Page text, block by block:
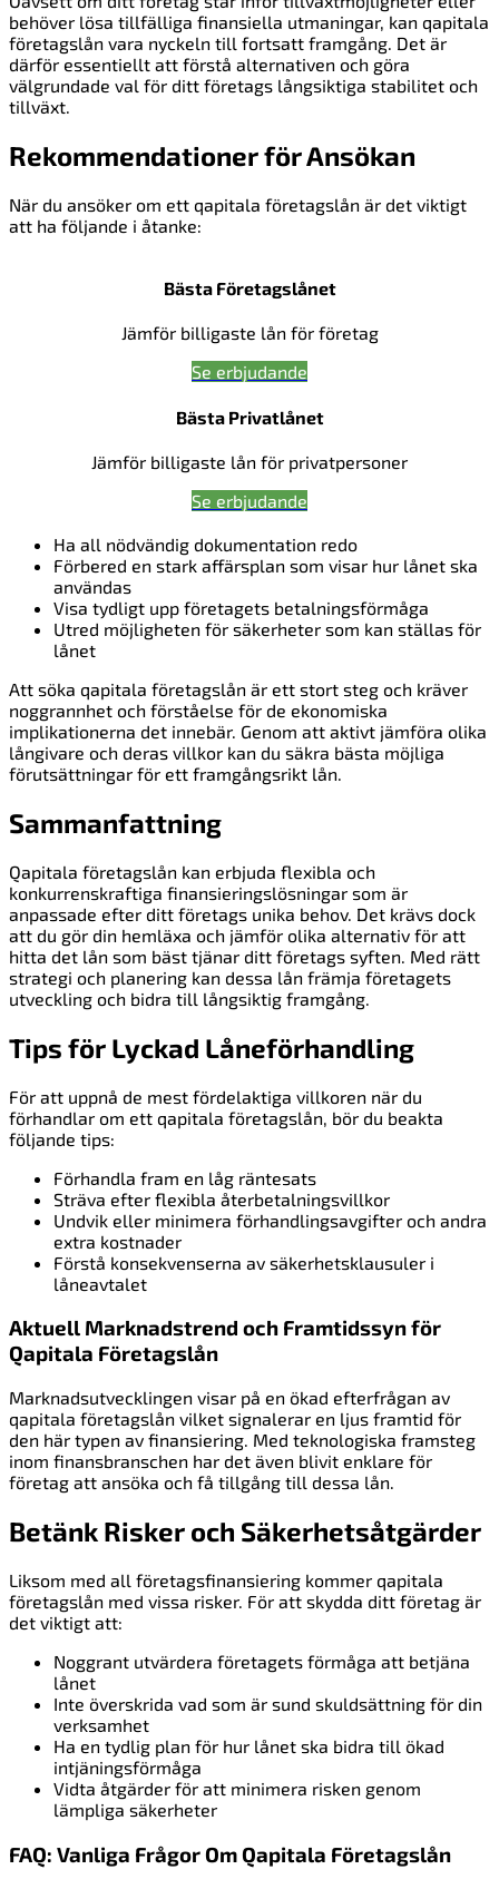
behöver lösa tillfälliga finansiella utmaningar, kan qapitala
företagslån vara nyckeln till fortsatt framgång. Det är
därför essentiellt att förstå alternativen och göra
välgrundade val för ditt företags långsiktiga stabilitet och
tillväxt.
Rekommendationer för Ansökan
När du ansöker om ett qapitala företagslån är det viktigt
att ha följande i åtanke:
Bästa Företagslånet
Jämför billigaste lån för företag
Se erbjudande
Bästa Privatlånet
Jämför billigaste lån för privatpersoner
Se erbjudande
Ha all nödvändig dokumentation redo
Förbered en stark affärsplan som visar hur lånet ska
användas
Visa tydligt upp företagets betalningsförmåga
Utred möjligheten för säkerheter som kan ställas för
lånet
Att söka qapitala företagslån är ett stort steg och kräver
noggrannhet och förståelse för de ekonomiska
implikationerna det innebär. Genom att aktivt jämföra olika
långivare och deras villkor kan du säkra bästa möjliga
förutsättningar för ett framgångsrikt lån.
Sammanfattning
Qapitala företagslån kan erbjuda flexibla och
konkurrenskraftiga finansieringslösningar som är
anpassade efter ditt företags unika behov. Det krävs dock
att du gör din hemläxa och jämför olika alternativ för att
hitta det lån som bäst tjänar ditt företags syften. Med rätt
strategi och planering kan dessa lån främja företagets
utveckling och bidra till långsiktig framgång.
Tips för Lyckad Låneförhandling
För att uppnå de mest fördelaktiga villkoren när du
förhandlar om ett qapitala företagslån, bör du beakta
följande tips:
Förhandla fram en låg räntesats
Sträva efter flexibla återbetalningsvillkor
Undvik eller minimera förhandlingsavgifter och andra
extra kostnader
Förstå konsekvenserna av säkerhetsklausuler i
låneavtalet
Aktuell Marknadstrend och Framtidssyn för
Qapitala Företagslån
Marknadsutvecklingen visar på en ökad efterfrågan av
qapitala företagslån vilket signalerar en ljus framtid för
den här typen av finansiering. Med teknologiska framsteg
inom finansbranschen har det även blivit enklare för
företag att ansöka och få tillgång till dessa lån.
Betänk Risker och Säkerhetsåtgärder
Liksom med all företagsfinansiering kommer qapitala
företagslån med vissa risker. För att skydda ditt företag är
det viktigt att:
Noggrant utvärdera företagets förmåga att betjäna
lånet
Inte överskrida vad som är sund skuldsättning för din
verksamhet
Ha en tydlig plan för hur lånet ska bidra till ökad
intjäningsförmåga
Vidta åtgärder för att minimera risken genom
lämpliga säkerheter
FAQ: Vanliga Frågor Om Qapitala Företagslån